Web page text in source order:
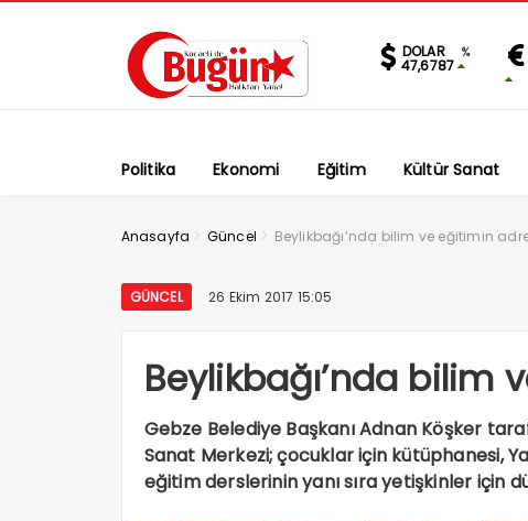
DOLAR %
47,6787
Politika Ekonomi Eğitim Kültür Sanat
Anasayfa > Güncel > Beylikbağı’nda bilim ve eğitimin
GÜNCEL 26 Ekim 2017 15:05
Beylikbağı’nda bilim
Gebze Belediye Başkanı Adnan Köşker
Sanat Merkezi; çocuklar için kütüphanesi,
eğitim derslerinin yanı sıra yetişkinler için